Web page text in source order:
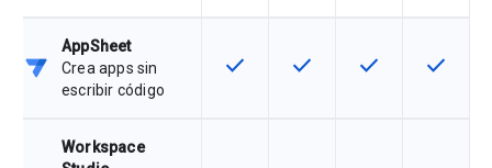
AppSheet
Crea apps sin
escribir código
Esta función está disponible en
check Esta función está
check Esta función
check Esta
check
Workspace